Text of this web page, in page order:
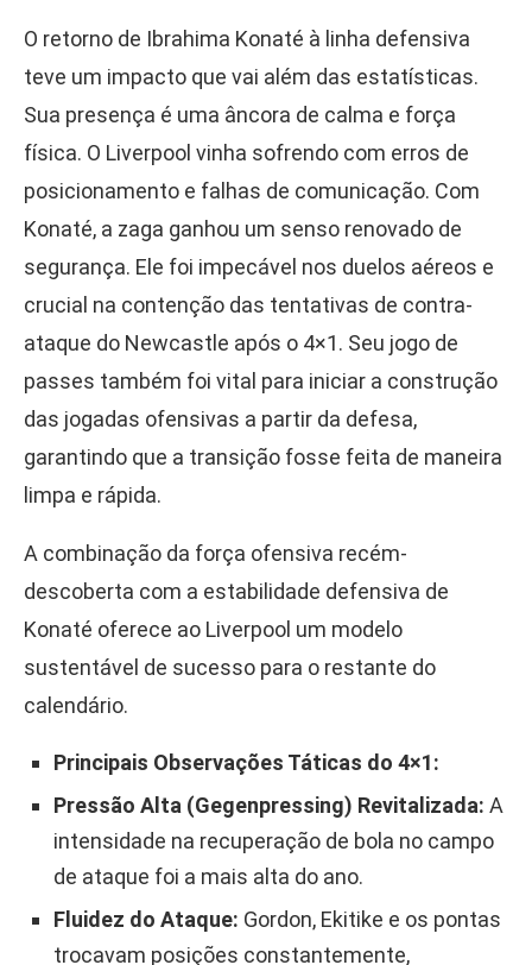
O retorno de Ibrahima Konaté à linha defensiva
teve um impacto que vai além das estatísticas.
Sua presença é uma âncora de calma e força
física. O Liverpool vinha sofrendo com erros de
posicionamento e falhas de comunicação. Com
Konaté, a zaga ganhou um senso renovado de
segurança. Ele foi impecável nos duelos aéreos e
crucial na contenção das tentativas de contra-
ataque do Newcastle após o 4×1. Seu jogo de
passes também foi vital para iniciar a construção
das jogadas ofensivas a partir da defesa,
garantindo que a transição fosse feita de maneira
limpa e rápida.
A combinação da força ofensiva recém-
descoberta com a estabilidade defensiva de
Konaté oferece ao Liverpool um modelo
sustentável de sucesso para o restante do
calendário.
Principais Observações Táticas do 4×1:
Pressão Alta (Gegenpressing) Revitalizada: A
intensidade na recuperação de bola no campo
de ataque foi a mais alta do ano.
Fluidez do Ataque: Gordon, Ekitike e os pontas
trocavam posições constantemente,